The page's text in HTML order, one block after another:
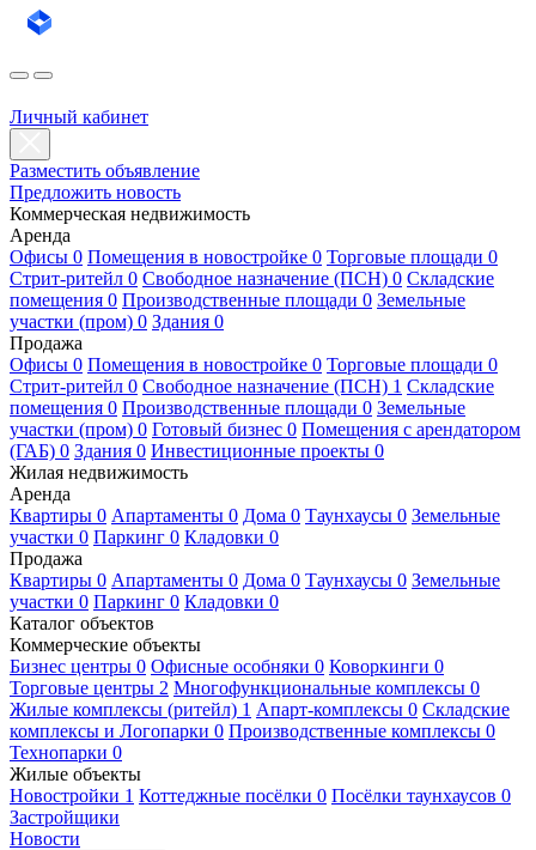
Личный кабинет
Разместить объявление
Предложить новость
Коммерческая недвижимость
Аренда
Офисы 0 Помещения в новостройке 0 Торговые площади 0
Стрит-ритейл 0 Свободное назначение (ПСН) 0 Складские
помещения 0 Производственные площади 0 Земельные
участки (пром) 0 Здания 0
Продажа
Офисы 0 Помещения в новостройке 0 Торговые площади 0
Стрит-ритейл 0 Свободное назначение (ПСН) 1 Складские
помещения 0 Производственные площади 0 Земельные
участки (пром) 0 Готовый бизнес 0 Помещения с арендатором
(ГАБ) 0 Здания 0 Инвестиционные проекты 0
Жилая недвижимость
Аренда
Квартиры 0 Апартаменты 0 Дома 0 Таунхаусы 0 Земельные
участки 0 Паркинг 0 Кладовки 0
Продажа
Квартиры 0 Апартаменты 0 Дома 0 Таунхаусы 0 Земельные
участки 0 Паркинг 0 Кладовки 0
Каталог объектов
Коммерческие объекты
Бизнес центры 0 Офисные особняки 0 Коворкинги 0
Торговые центры 2 Многофункциональные комплексы 0
Жилые комплексы (ритейл) 1 Апарт-комплексы 0 Складские
комплексы и Логопарки 0 Производственные комплексы 0
Технопарки 0
Жилые объекты
Новостройки 1 Коттеджные посёлки 0 Посёлки таунхаусов 0
Застройщики
Новости